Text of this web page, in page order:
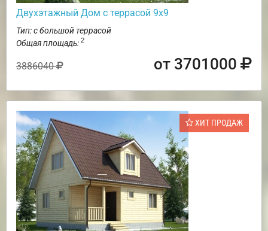
Двухэтажный Дом с террасой 9х9
Тип: с большой террасой
Общая площадь: 2
3886040 от 3701000
ХИТ ПРОДАЖ